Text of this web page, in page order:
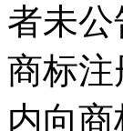
者未
商标
内向